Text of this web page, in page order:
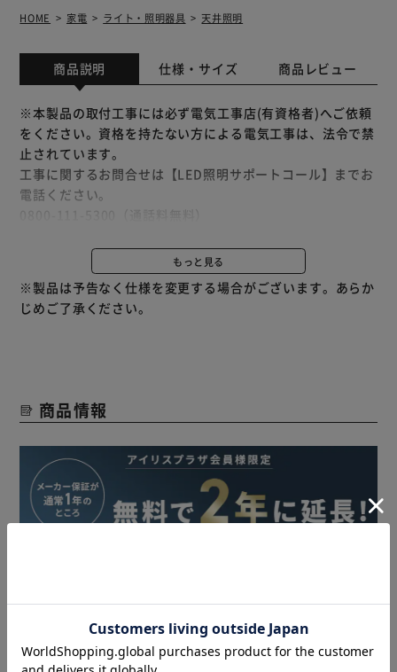
HOME 家電 ライト・照明器具 天井照明
商品説明 仕様・サイズ 商品レビュー
※本製品の取付工事には必ず電気工事店(有資格者)へご依頼
をください。資格を持たない方による電気工事は、法令で禁
止されています。
工事に関するお問合せは【LED照明サポートコール】までお
電話ください。
土・日・祝日9:00～12:00／13:00～17:39
（年末年始・夏期休業期間・会社都合による休日を除く）
既存の照明器具を利用して取り付けできる、E39口金対応の
LEDランプ。
もっと見る
※製品は予告なく仕様を変更する場合がございます。あらか
じめご了承ください。
商品情報
法人様はビジネス会員にご登録していただくと
さらにお得にご購入いただけます！